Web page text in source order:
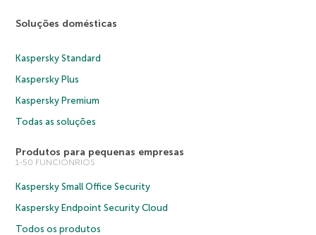
Soluções domésticas
Kaspersky Standard
Kaspersky Plus
Kaspersky Premium
Todas as soluções
Produtos para pequenas empresas
1-50 FUNCIONRIOS
Kaspersky Small Office Security
Kaspersky Endpoint Security Cloud
Todos os produtos